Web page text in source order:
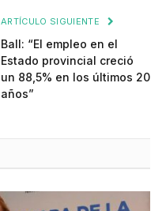
ARTÍCULO SIGUIENTE
Ball: “El empleo en el
Estado provincial creció
un 88,5% en los últimos 20
años”